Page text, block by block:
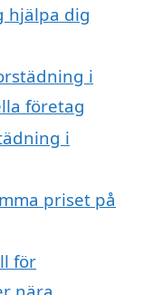
hjälpa dig
i
företag
i
priset på
för